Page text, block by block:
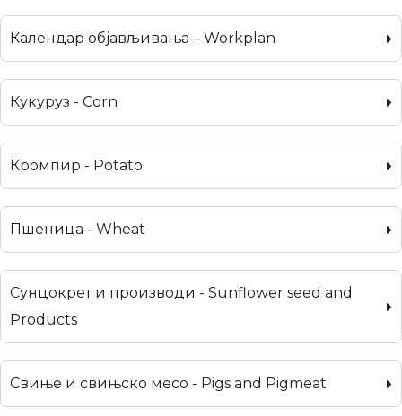
Календар објављивања – Workplan
Кукуруз - Corn
Кромпир - Potato
Пшеница - Wheat
Сунцокрет и производи - Sunflower seed and
Products
Свиње и свињско месо - Pigs and Pigmeat